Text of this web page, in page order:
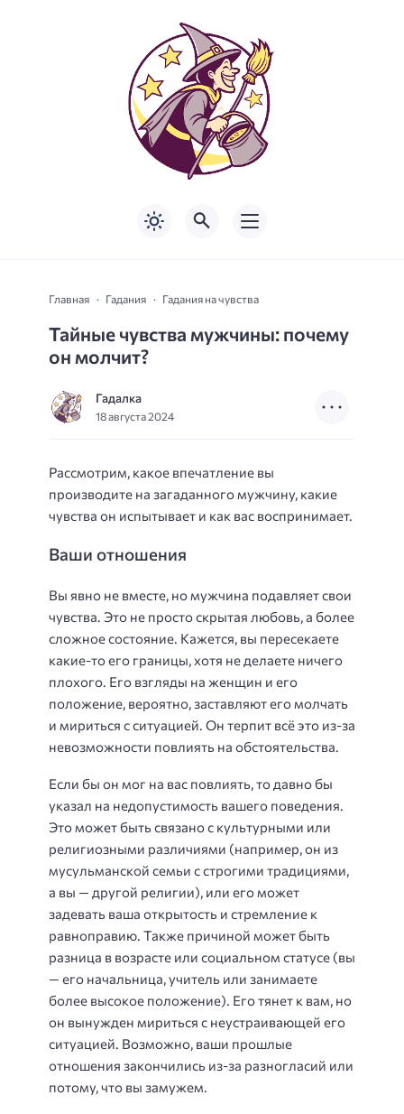
Главная Гадания Гадания на чувства
Тайные чувства мужчины: почему
он молчит?
Гадалка
18 августа 2024
Рассмотрим, какое впечатление вы
производите на загаданного мужчину, какие
чувства он испытывает и как вас воспринимает.
Ваши отношения
Вы явно не вместе, но мужчина подавляет свои
чувства. Это не просто скрытая любовь, а более
сложное состояние. Кажется, вы пересекаете
какие-то его границы, хотя не делаете ничего
плохого. Его взгляды на женщин и его
положение, вероятно, заставляют его молчать
и мириться с ситуацией. Он терпит всё это из-за
невозможности повлиять на обстоятельства.
Если бы он мог на вас повлиять, то давно бы
указал на недопустимость вашего поведения.
Это может быть связано с культурными или
религиозными различиями (например, он из
мусульманской семьи с строгими традициями,
а вы — другой религии), или его может
задевать ваша открытость и стремление к
равноправию. Также причиной может быть
разница в возрасте или социальном статусе (вы
— его начальница, учитель или занимаете
более высокое положение). Его тянет к вам, но
он вынужден мириться с неустраивающей его
ситуацией. Возможно, ваши прошлые
отношения закончились из-за разногласий или
потому, что вы замужем.